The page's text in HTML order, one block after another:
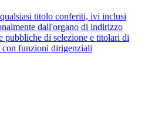
titolo conferiti, ivi inclusi
dall'organo di indirizzo
pubbliche di selezione e titolari di
con funzioni dirigenziali